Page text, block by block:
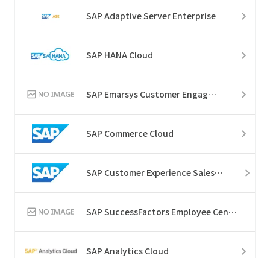
SAP Adaptive Server Enterprise
SAP HANA Cloud
SAP Emarsys Customer Engagement
SAP Commerce Cloud
SAP Customer Experience Sales Cloud
SAP SuccessFactors Employee Central Service Center
SAP Analytics Cloud